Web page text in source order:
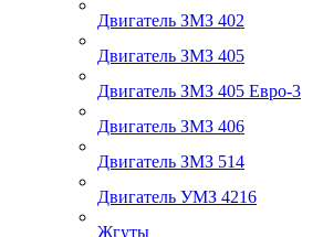
Двигатель ЗМЗ 402
Двигатель ЗМЗ 405
Двигатель ЗМЗ 405 Евро-3
Двигатель ЗМЗ 406
Двигатель ЗМЗ 514
Двигатель УМЗ 4216
Жгуты